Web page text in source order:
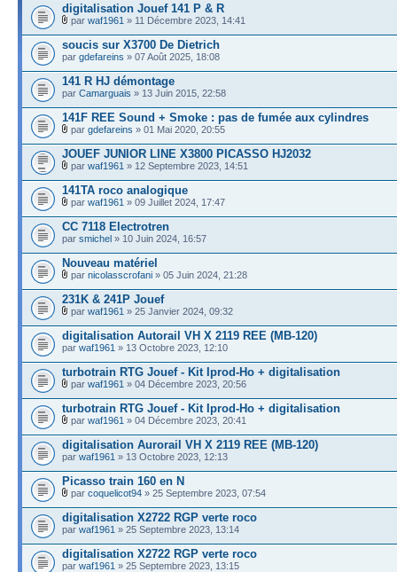
digitalisation Jouef 141 P & R
par waf1961 » 11 Décembre 2023, 14:41
soucis sur X3700 De Dietrich
par gdefareins » 07 Août 2025, 18:08
141 R HJ démontage
par Camarguais » 13 Juin 2015, 22:58
141F REE Sound + Smoke : pas de fumée aux cylindres
par gdefareins » 01 Mai 2020, 20:55
JOUEF JUNIOR LINE X3800 PICASSO HJ2032
par waf1961 » 12 Septembre 2023, 14:51
141TA roco analogique
par waf1961 » 09 Juillet 2024, 17:47
CC 7118 Electrotren
par smichel » 10 Juin 2024, 16:57
Nouveau matériel
par nicolasscrofani » 05 Juin 2024, 21:28
231K & 241P Jouef
par waf1961 » 25 Janvier 2024, 09:32
digitalisation Autorail VH X 2119 REE (MB-120)
par waf1961 » 13 Octobre 2023, 12:10
turbotrain RTG Jouef - Kit Iprod-Ho + digitalisation
par waf1961 » 04 Décembre 2023, 20:56
turbotrain RTG Jouef - Kit Iprod-Ho + digitalisation
par waf1961 » 04 Décembre 2023, 20:41
digitalisation Aurorail VH X 2119 REE (MB-120)
par waf1961 » 13 Octobre 2023, 12:13
Picasso train 160 en N
par coquelicot94 » 25 Septembre 2023, 07:54
digitalisation X2722 RGP verte roco
par waf1961 » 25 Septembre 2023, 13:14
digitalisation X2722 RGP verte roco
par waf1961 » 25 Septembre 2023, 13:15